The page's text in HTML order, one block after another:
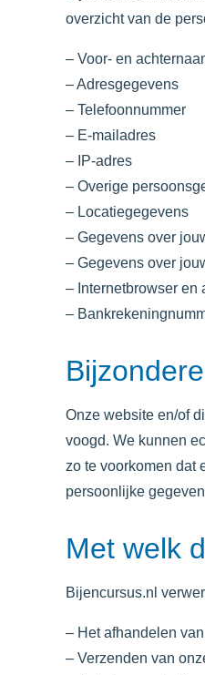
overzicht van de
– Voor- en
– Adresgegevens
– Telefoonnummer
– E-mailadres
– IP-adres
– Overige
– Locatiegegevens
– Gegevens over
– Gegevens over
– Internetbrowser en
–
Onze website en/of
voogd. We kunnen
zo te voorkomen dat
persoonlijke
Met welk
Bijencursus.nl
– Het afhandelen
– Verzenden van